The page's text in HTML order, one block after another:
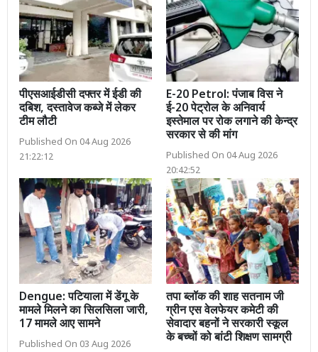
पीएसआईडीसी दफ्तर में ईडी की
दबिश, दस्तावेज कब्जे में लेकर
टीम लौटी
Published On 04 Aug 2026
21:22:12
E-20 Petrol: पंजाब विस ने
ई-20 पेट्रोल के अनिवार्य
इस्तेमाल पर रोक लगाने की केन्द्र
सरकार से की मांग
Published On 04 Aug 2026
20:42:52
Dengue: पटियाला में डेंगू के
मामले मिलने का सिलसिला जारी,
17 मामले आए सामने
Published On 03 Aug 2026
तपा ब्लॉक की शाह सतनाम जी
ग्रीन एस वेलफेयर कमेटी की
सेवादार बहनों ने सरकारी स्कूल
के बच्चों को बांटी शिक्षण सामग्री